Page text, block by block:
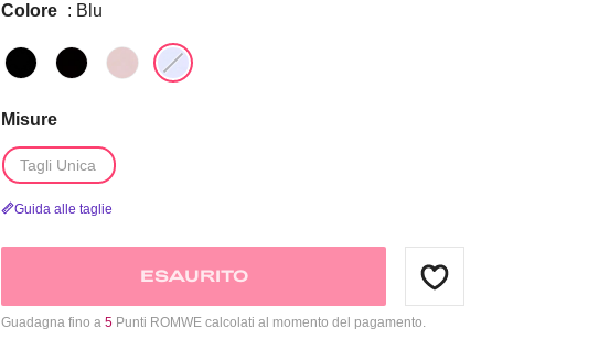
Colore : Blu
Misure
Tagli Unica
Guida alle taglie
ESAURITO
Guadagna fino a 5 Punti ROMWE calcolati al momento del pagamento.